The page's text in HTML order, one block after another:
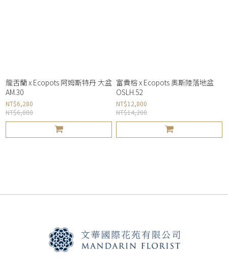
龍舌蘭 x Ecopots 阿姆斯特丹 大盆
AM.30
NT$6,280
NT$6,880
富貴榕 x Ecopots 奧斯陸落地盆
OSLH.52
NT$12,800
NT$14,200